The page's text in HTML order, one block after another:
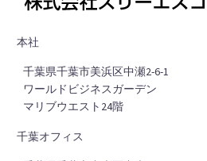
本社
千葉県千葉市美浜区中瀬2-6-1
ワールドビジネスガーデン
マリブウエスト24階
千葉オフィス